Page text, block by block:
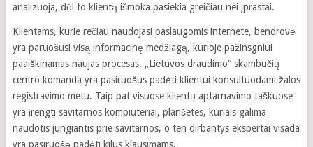
analizuoja, dėl to klientą išmoka pasiekia greičiau nei įprastai.
Klientams, kurie rečiau naudojasi paslaugomis internete, bendrovė
yra paruošusi visą informacinę medžiagą, kurioje pažinsgniui
paaiškinamas naujas procesas. „Lietuvos draudimo“ skambučių
centro komanda yra pasiruošus padėti klientui konsultuodami žalos
registravimo metu. Taip pat visuose klientų aptarnavimo taškuose
yra įrengti savitarnos kompiuteriai, planšetes, kuriais galima
naudotis jungiantis prie savitarnos, o ten dirbantys ekspertai visada
yra pasiruošę padėti kilus klausimams.